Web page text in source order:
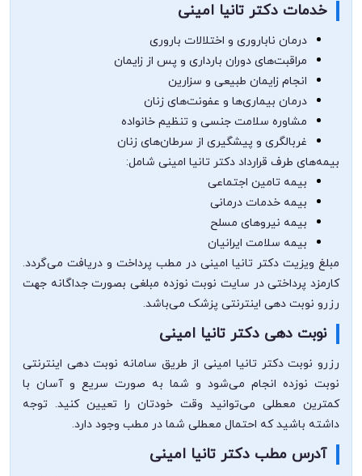
خدمات دکتر تانیا امینی
درمان ناباروری و اختلالات باروری
مراقبت‌های دوران بارداری و پس از زایمان
انجام زایمان طبیعی و سزارین
درمان بیماری‌ها و عفونت‌های زنان
مشاوره سلامت جنسی و تنظیم خانواده
غربالگری و پیشگیری از سرطان‌های زنان
بیمه‌های طرف قرارداد دکتر تانیا امینی شامل:
بیمه تامین اجتماعی
بیمه خدمات درمانی
بیمه نیروهای مسلح
بیمه سلامت ایرانیان
مبلغ ویزیت دکتر تانیا امینی در مطب پرداخت و دریافت می‌گردد.
کارمزد پرداختی در سایت نوبت نوزده مبلغی بصورت جداگانه جهت
رزرو نوبت دهی اینترنتی پزشک می‌باشد.
نوبت دهی دکتر تانیا امینی
رزرو نوبت دکتر تانیا امینی از طریق سامانه نوبت دهی اینترنتی
نوبت نوزده انجام می‌شود و شما به صورت سریع و آسان با
کمترین معطلی می‌توانید وقت خودتان را تعیین کنید. توجه
داشته باشید که احتمال معطلی شما در مطب وجود دارد.
آدرس مطب دکتر تانیا امینی